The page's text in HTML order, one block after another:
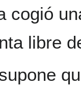
cogió
libre